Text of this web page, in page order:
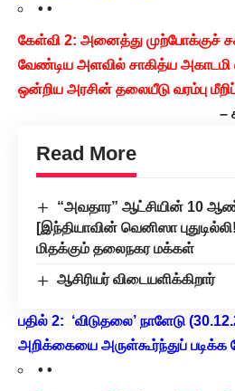
• •
கேள்வி 2: அனைத்து முற்போக்குச்
வேண்டிய அளவில் சாகித்ய அகாடமி
ஒன்றிய அரசின் தலையீடு வரம்பு
–
Read More
“அவதார” ஆட்சியின் 10
[இந்தியாவின் வெனிஸா
மிதக்கும் தலைநகர மக்கள்
ஆசிரியர் விடையளிக்கிறார்
பதில் 2: ‘விடுதலை’ நாளேடு
அறிக்கையை அருள்கூர்ந்துப் படிக்க
• •